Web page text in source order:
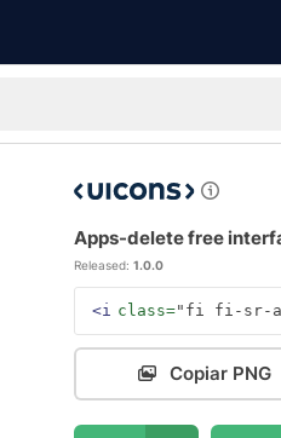
Apps-delete free
Released: 1.0.0
<i class="fi fi-sr-
Copiar PNG